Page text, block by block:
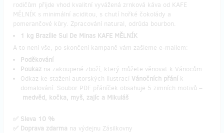
rodičům přijde vhod kvalitní vyvážená zrnková káva od KAFE
MĚLNÍK s minimální aciditou, s chutí hořké čokolády a
pomerančové kůry. Zpracování natural, odrůda bourbon.
1 kg Brazílie Sul De Minas KAFE MĚLNÍK
A to není vše, po skončení kampaně vám zašleme e-mailem:
Poděkování
Poukaz na zakoupené zboží, který můžete věnovat k Vánocům
Odkaz ke stažení autorských ilustrací Vánočních přání k
domalování. Soubor PDF přáníček obsahuje 5 zimních motivů –
medvěd, kočka, myš, zajíc a Mikuláš
✅ Sleva 10 %
✅ Doprava zdarma na výdejnu Zásilkovny